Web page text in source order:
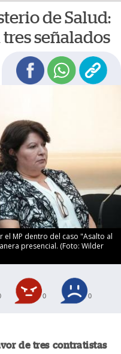
de Salud:
señalados
MP dentro del caso "Asalto al
presencial. (Foto: Wilder
0 0
de tres contratistas